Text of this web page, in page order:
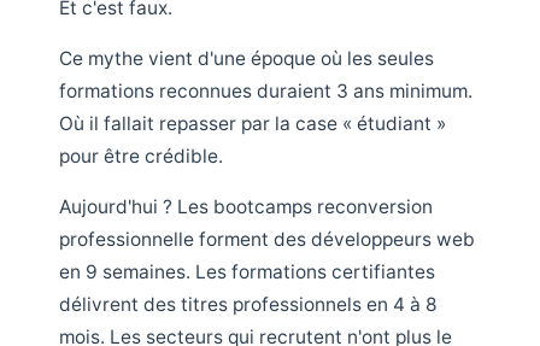
Et c'est faux.
Ce mythe vient d'une époque où les seules
formations reconnues duraient 3 ans minimum.
Où il fallait repasser par la case « étudiant »
pour être crédible.
Aujourd'hui ? Les bootcamps reconversion
professionnelle forment des développeurs web
en 9 semaines. Les formations certifiantes
délivrent des titres professionnels en 4 à 8
mois. Les secteurs qui recrutent n'ont plus le